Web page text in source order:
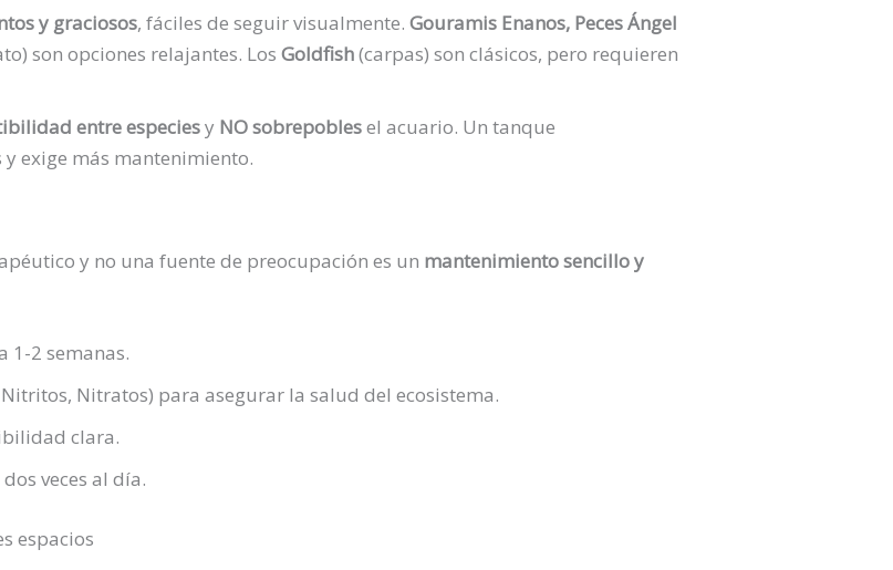
y graciosos, fáciles de seguir visualmente. Gouramis Enanos, Peces Ángel
son opciones relajantes. Los Goldfish(carpas) son clásicos, pero requieren
entre especiesy NO sobrepoblesel acuario. Un tanque
exige más mantenimiento.
y no una fuente de preocupación es un mantenimiento sencillo y
1-2 semanas.
Nitratos) para asegurar la salud del ecosistema.
clara.
veces al día.
espacios